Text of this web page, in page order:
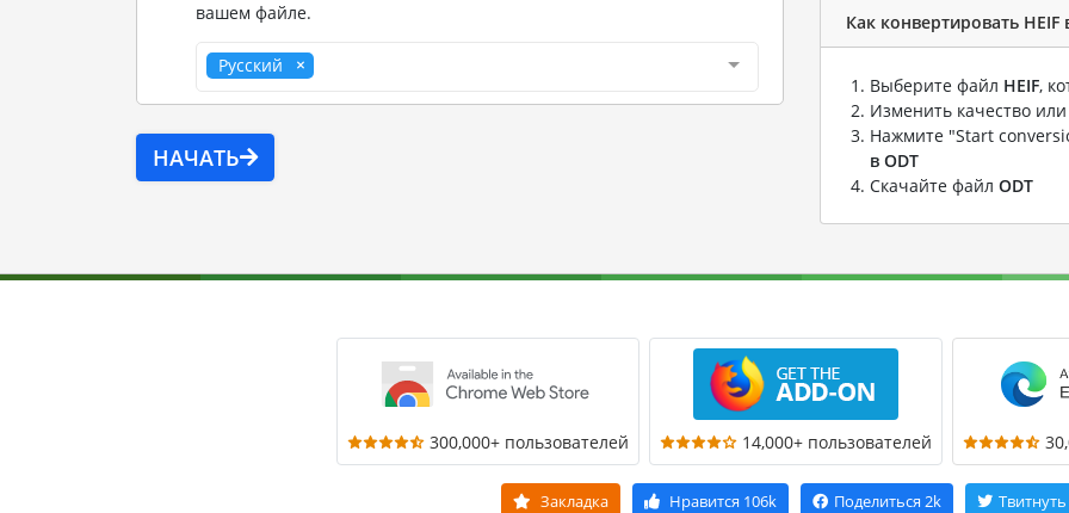
вашем файле.
Русский
НАЧАТЬ
Как конвертировать HEIF
Выберите файл HEIF,
Изменить качество
Нажмите "Start
в ODT
Скачайте файл ODT
300,000+ пользователей 14,000+ пользователей
Закладка Нравится 106k Поделиться 2k Твитнуть